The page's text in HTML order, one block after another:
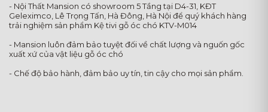
- Nội Thất Mansion có showroom 5 Tầng tại D4-31, KĐT
Geleximco, Lê Trọng Tấn, Hà Đông, Hà Nội để quý khách hàng
trải nghiệm sản phẩm Kệ tivi gỗ óc chó KTV-M014
- Mansion luôn đảm bảo tuyệt đối về chất lượng và nguốn gốc
xuất xứ của vật liệu gỗ óc chó
- Chế độ bảo hành, đảm bảo uy tín, tin cậy cho mọi sản phẩm.